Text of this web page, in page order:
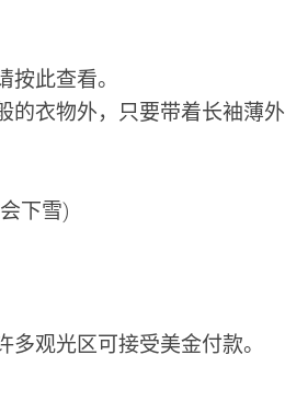
此查看。
的衣物外，只要带着长袖薄外
下雪)
观光区可接受美金付款。